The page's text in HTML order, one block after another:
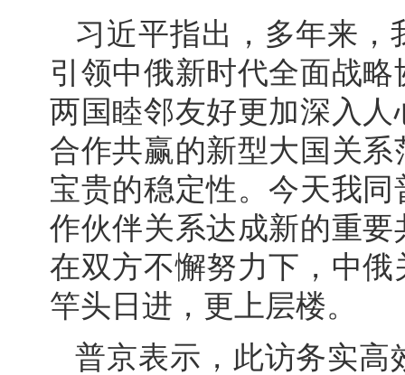
习近平指出，多年来
引领中俄新时代全面战
两国睦邻友好更加深入
合作共赢的新型大国关
宝贵的稳定性。今天我
作伙伴关系达成新的重
在双方不懈努力下，中
竿头日进，更上层楼。
普京表示，此访务实高